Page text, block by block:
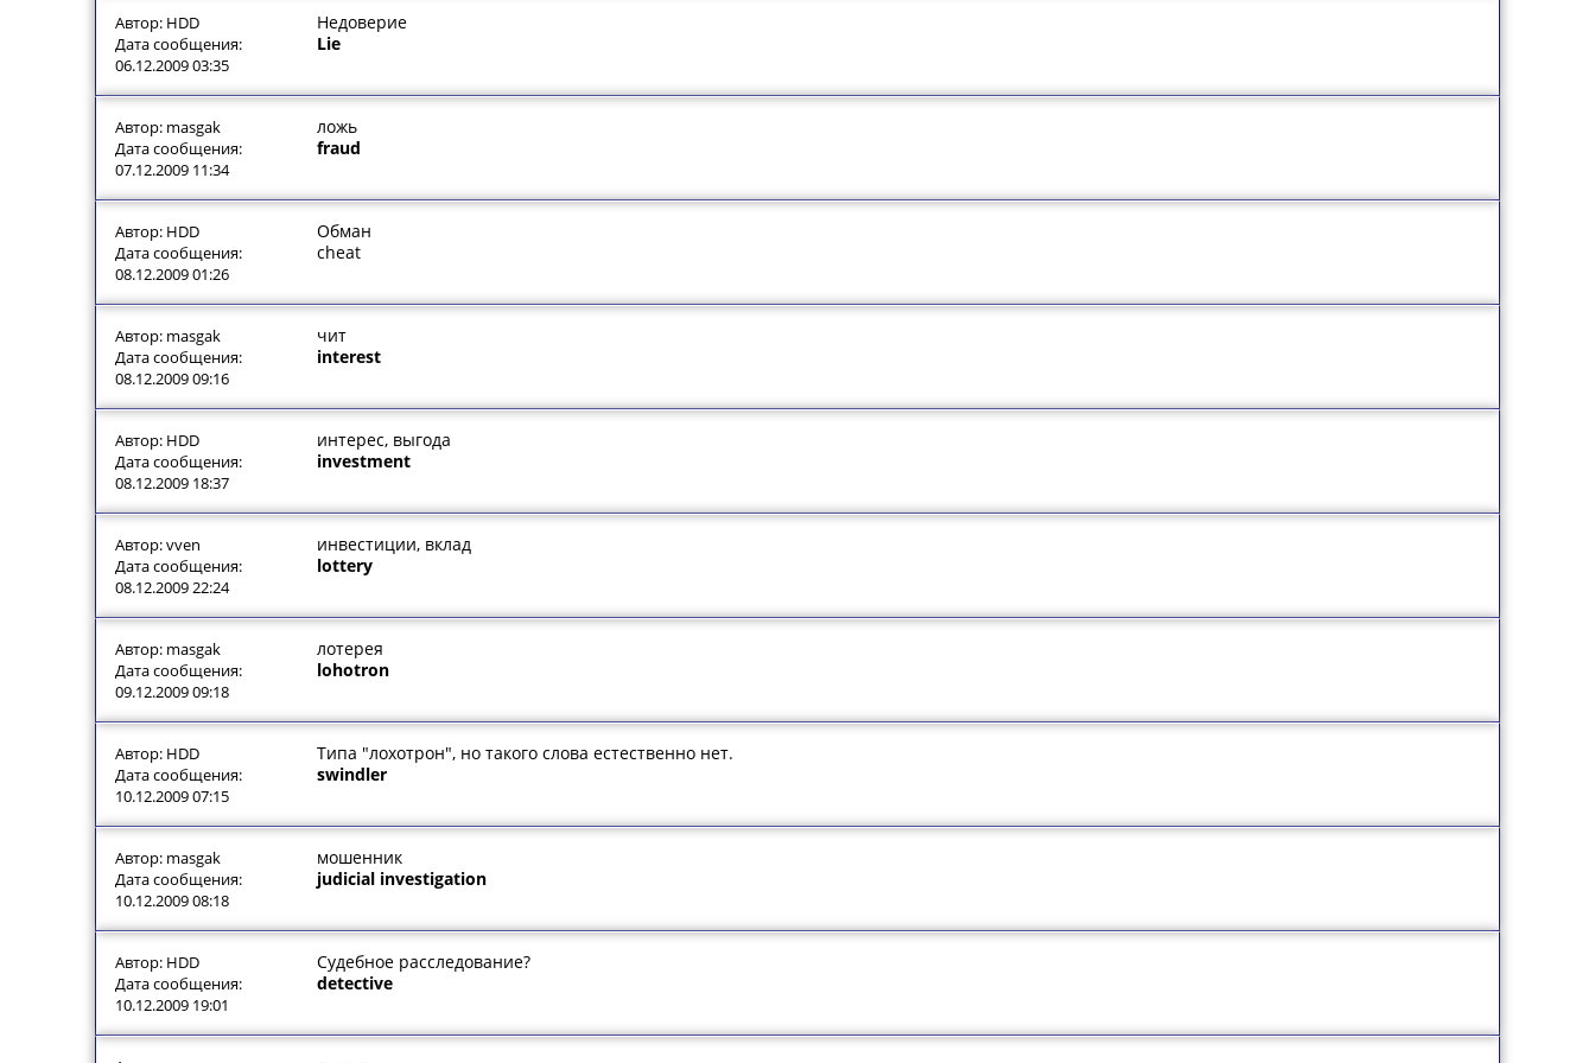
Автор: HDD
Дата сообщения:
06.12.2009 03:35
Недоверие
Lie
Автор: masgak
Дата сообщения:
07.12.2009 11:34
ложь
fraud
Автор: HDD
Дата сообщения:
08.12.2009 01:26
Обман
cheat
Автор: masgak
Дата сообщения:
08.12.2009 09:16
чит
interest
Автор: HDD
Дата сообщения:
08.12.2009 18:37
интерес, выгода
investment
Автор: vven
Дата сообщения:
08.12.2009 22:24
инвестиции, вклад
lottery
Автор: masgak
Дата сообщения:
09.12.2009 09:18
лотерея
lohotron
Автор: HDD
Дата сообщения:
10.12.2009 07:15
Типа "лохотрон", но такого слова естественно нет.
swindler
Автор: masgak
Дата сообщения:
10.12.2009 08:18
мошенник
judicial investigation
Автор: HDD
Дата сообщения:
10.12.2009 19:01
Судебное расследование?
detective